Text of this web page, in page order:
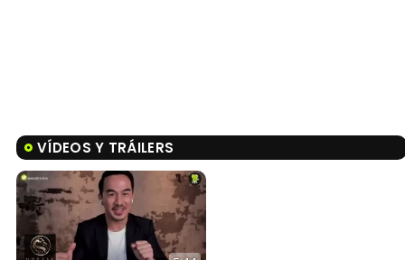
VÍDEOS Y TRÁILERS